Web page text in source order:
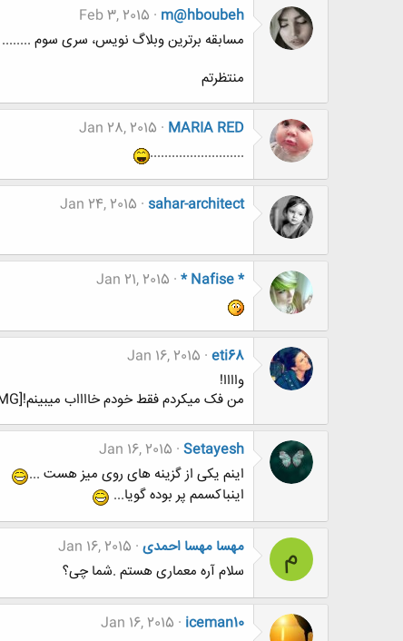
m@hboubeh
Feb 3, 2015
مسابقه برترین وبلاگ نویس، سری سوم ........
منتظرتم
MARIA RED
Jan 28, 2015
..........................
sahar-architect
Jan 24, 2015
* Nafise *
Jan 21, 2015
eti68
Jan 16, 2015
واااا!
من فک میکردم فقط خودم خااااب میبینم![IMG]
Setayesh
Jan 16, 2015
اینم یکی از گزینه های روی میز هست ...
اینباکسمم پر بوده گویا...
م مهسا مهسا احمدی Jan 16, 2015
سلام آره معماری هستم .شما چی؟
iceman10
Jan 16, 2015